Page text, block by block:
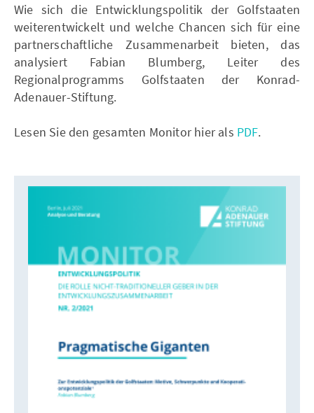
Wie sich die Entwicklungspolitik der Golfstaaten
weiterentwickelt und welche Chancen sich für eine
partnerschaftliche Zusammenarbeit bieten, das
analysiert Fabian Blumberg, Leiter des
Regionalprogramms Golfstaaten der Konrad-
Adenauer-Stiftung.
Lesen Sie den gesamten Monitor hier als PDF.